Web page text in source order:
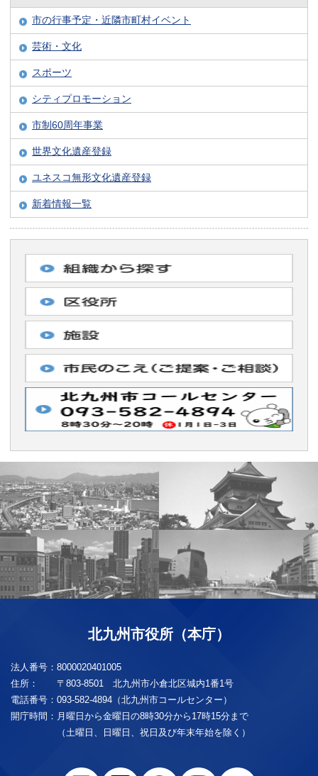
市の行事予定・近隣市町村イベント
芸術・文化
スポーツ
シティプロモーション
市制60周年事業
世界文化遺産登録
ユネスコ無形文化遺産登録
新着情報一覧
北九州市役所（本庁）
法人番号： 8000020401005
住所：
〒803-8501 北九州市小倉北区城内1番1号
電話番号： 093-582-4894（北九州市コールセンター）
開庁時間： 月曜日から金曜日の8時30分から17時15分まで
（土曜日、日曜日、祝日及び年末年始を除く）